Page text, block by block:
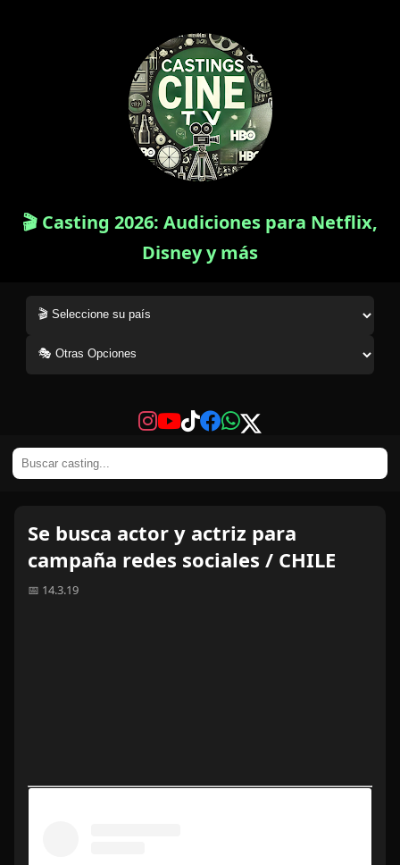
🎬 Casting 2026: Audiciones para Netflix,
Disney y más
Se busca actor y actriz para
campaña redes sociales / CHILE
📅 14.3.19